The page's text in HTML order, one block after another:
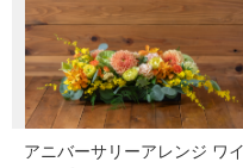
アニバーサリーアレンジ ワイ